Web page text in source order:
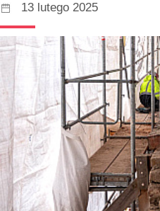
13 lutego 2025